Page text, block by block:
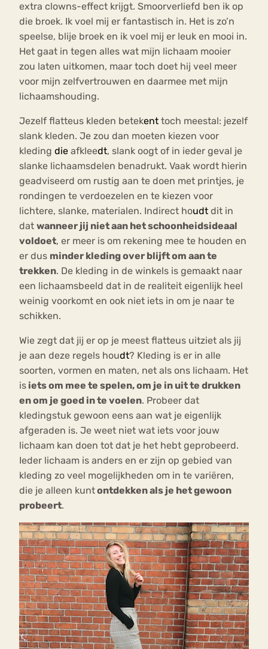
extra clowns-effect krijgt. Smoorverliefd ben ik op
die broek. Ik voel mij er fantastisch in. Het is zo’n
speelse, blije broek en ik voel mij er leuk en mooi in.
Het gaat in tegen alles wat mijn lichaam mooier
zou laten uitkomen, maar toch doet hij veel meer
voor mijn zelfvertrouwen en daarmee met mijn
lichaamshouding.
Jezelf flatteus kleden betekent toch meestal: jezelf
slank kleden. Je zou dan moeten kiezen voor
kleding die afkleedt, slank oogt of in ieder geval je
slanke lichaamsdelen benadrukt. Vaak wordt hierin
geadviseerd om rustig aan te doen met printjes, je
rondingen te verdoezelen en te kiezen voor
lichtere, slanke, materialen. Indirect houdt dit in
dat wanneer jij niet aan het schoonheidsideaal
voldoet, er meer is om rekening mee te houden en
er dus minder kleding over blijft om aan te
trekken. De kleding in de winkels is gemaakt naar
een lichaamsbeeld dat in de realiteit eigenlijk heel
weinig voorkomt en ook niet iets in om je naar te
schikken.
Wie zegt dat jij er op je meest flatteus uitziet als jij
je aan deze regels houdt? Kleding is er in alle
soorten, vormen en maten, net als ons lichaam. Het
is iets om mee te spelen, om je in uit te drukken
en om je goed in te voelen. Probeer dat
kledingstuk gewoon eens aan wat je eigenlijk
afgeraden is. Je weet niet wat iets voor jouw
lichaam kan doen tot dat je het hebt geprobeerd.
Ieder lichaam is anders en er zijn op gebied van
kleding zo veel mogelijkheden om in te variëren,
die je alleen kuntontdekken als je het gewoon
probeert.